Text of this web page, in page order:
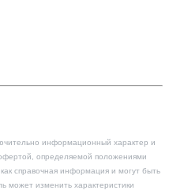
информационный характер и
определяемой положениями
справочная информация и могут быть
может изменить характеристики